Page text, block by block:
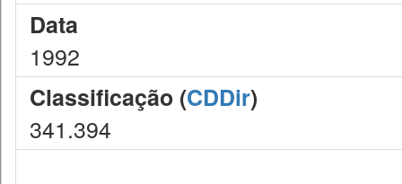
Data
1992
Classificação (CDDir)
341.394